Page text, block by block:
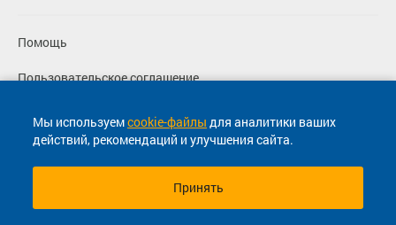
Мы используемcookie-файлы для аналитики ваших
действий, рекомендаций и улучшения сайта.
Принять
Помощь
Пользовательское соглашение
Политика конфиденциальности
Согласие на маркетинговые сообщения
© 2013-2026, ООО "Капитал"- Онлайн сервис продажи